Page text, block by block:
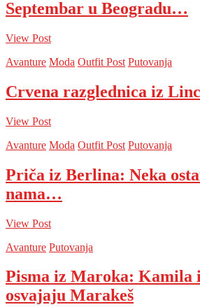
Septembar u Beogradu…
View Post
Avanture Moda Outfit Post Putovanja
Crvena razglednica iz
View Post
Avanture Moda Outfit Post Putovanja
Priča iz Berlina: Neka
nama…
View Post
Avanture Putovanja
Pisma iz Maroka: Kamila
osvajaju Marakeš